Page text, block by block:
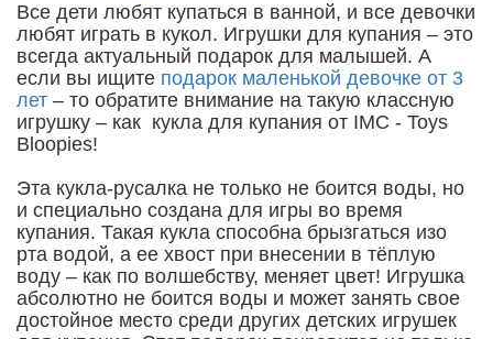
Все дети любят купаться в ванной, и все девочки
любят играть в кукол. Игрушки для купания – это
всегда актуальный подарок для малышей. А
если вы ищите подарок маленькой девочке от 3
лет – то обратите внимание на такую классную
игрушку – как кукла для купания от IMC - Toys
Bloopies!
Эта кукла-русалка не только не боится воды, но
и специально создана для игры во время
купания. Такая кукла способна брызгаться изо
рта водой, а ее хвост при внесении в тёплую
воду – как по волшебству, меняет цвет! Игрушка
абсолютно не боится воды и может занять свое
достойное место среди других детских игрушек